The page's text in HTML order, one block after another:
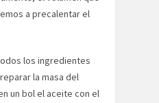
a precalentar el
los ingredientes
la masa del
un bol el aceite con el